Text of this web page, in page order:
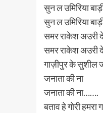
सुन ल उमिरिया
सुन ल उमिरिया
समर राकेश अउरी
समर राकेश अउरी
गाज़ीपुर के सुशील
जनाता की ना
जनाता की ना…….
बताव हे गोरी हमरा